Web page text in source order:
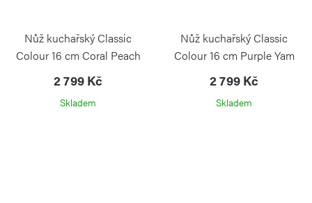
Nůž kuchařský Classic
Colour 16 cm Coral Peach
2 799 Kč
Skladem
Nůž kuchařský Classic
Colour 16 cm Purple Yam
2 799 Kč
Skladem